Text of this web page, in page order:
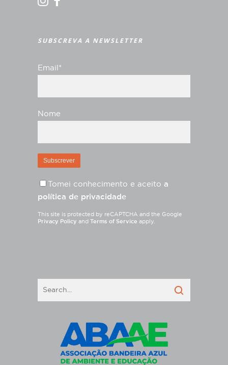
SUBSCREVA A NEWSLETTER
Email*
Nome
Tomei conhecimento e aceito a
política de privacidade
This site is protected by reCAPTCHA and the Google
Privacy Policy and Terms of Service apply.